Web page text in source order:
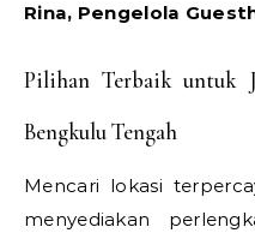
Rina, Pengelola
Pilihan Terbaik untuk
Bengkulu Tengah
Mencari lokasi
menyediakan